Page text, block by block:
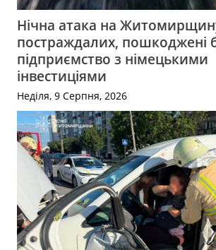
Нічна атака на
постраждалих, пошкоджені
підприємство з німецькими
інвестиціями
Неділя, 9 Серпня, 2026